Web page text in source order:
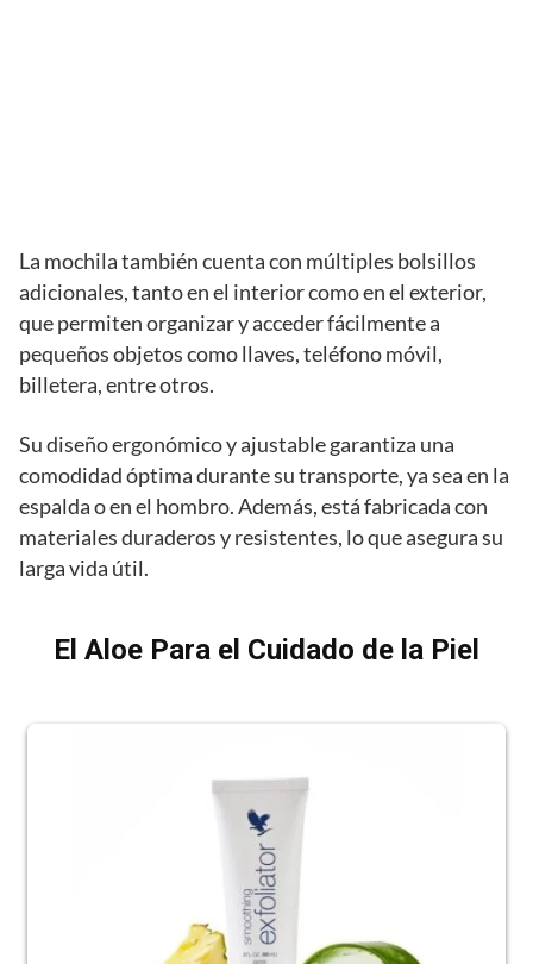
La mochila también cuenta con múltiples bolsillos
adicionales, tanto en el interior como en el exterior,
que permiten organizar y acceder fácilmente a
pequeños objetos como llaves, teléfono móvil,
billetera, entre otros.
Su diseño ergonómico y ajustable garantiza una
comodidad óptima durante su transporte, ya sea en la
espalda o en el hombro. Además, está fabricada con
materiales duraderos y resistentes, lo que asegura su
larga vida útil.
El Aloe Para el Cuidado de la Piel